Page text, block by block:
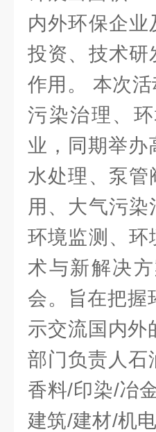
内外环保企
投资、技术研
作用。 本次
污染治理、
业，同期举办
水处理、泵
用、大气污
环境监测、环
术与新解决
会。旨在把握
示交流国内外
部门负责人石
香料/印染/冶
建筑/建材/机